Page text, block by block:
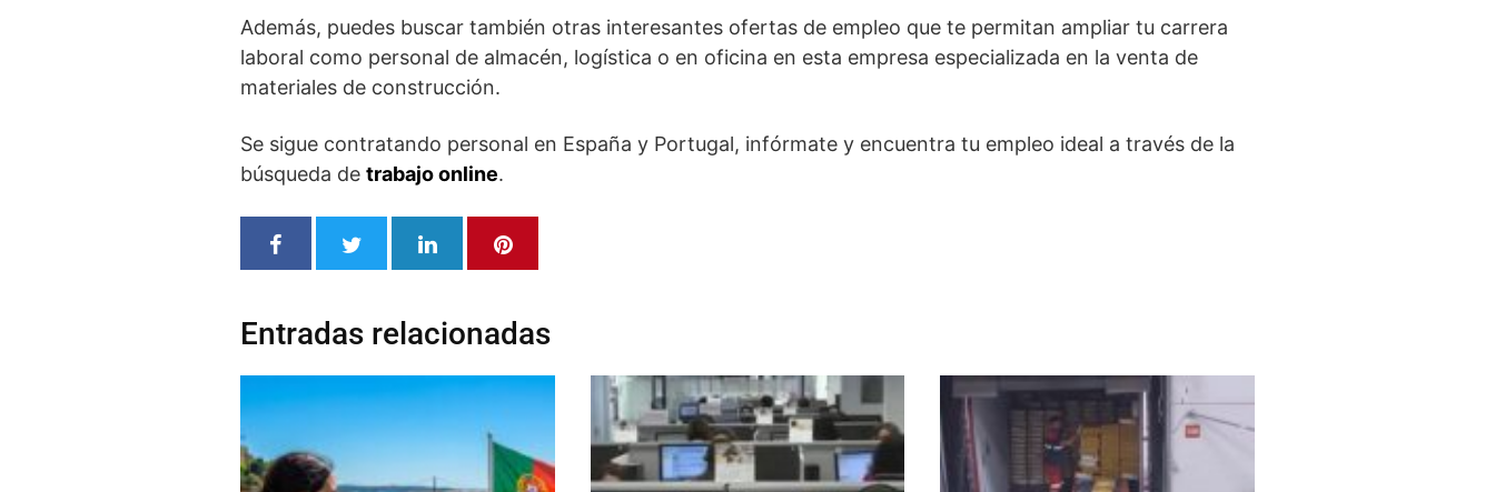
Además, puedes buscar también otras interesantes ofertas de empleo que te permitan ampliar tu carrera
laboral como personal de almacén, logística o en oficina en esta empresa especializada en la venta de
materiales de construcción.
Se sigue contratando personal en España y Portugal, infórmate y encuentra tu empleo ideal a través de la
búsqueda de trabajo online.
Entradas relacionadas